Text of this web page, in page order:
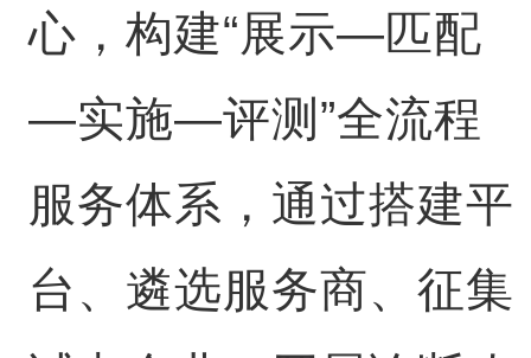
心，构建“展示—匹配
—实施—评测”全流程
服务体系，通过搭建平
台、遴选服务商、征集